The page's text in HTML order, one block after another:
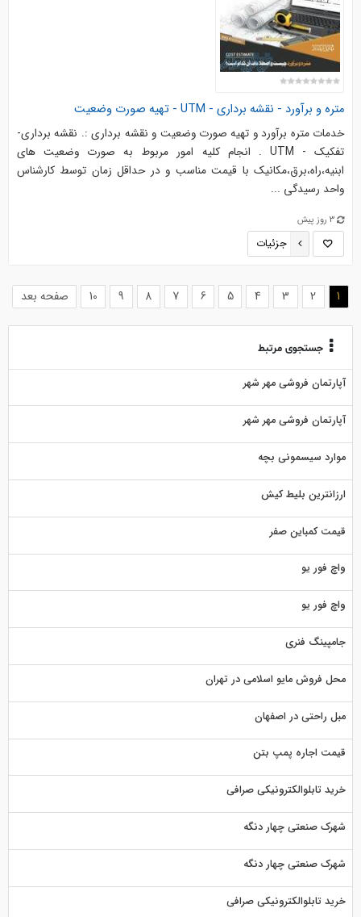
متره و برآورد - نقشه برداری - UTM - تهیه صورت وضعیت
خدمات متره برآورد و تهیه صورت وضعیت و نقشه برداری :. نقشه برداری-
تفکیک - UTM . انجام کلیه امور مربوط به صورت وضعیت های
ابنیه،راه،برق،مکانیک با قیمت مناسب و در حداقل زمان توسط کارشناس
واحد رسیدگی ...
3 روز پیش
جزئیات
1
(current)
2
3
4
5
6
7
8
9
10 صفحه بعد
جستجوی مرتبط
آپارتمان فروشی مهر شهر
آپارتمان فروشی مهر شهر
موارد سیسمونی بچه
ارزانترین بلیط کیش
قیمت کمباین صفر
واچ فور یو
واچ فور یو
جامپینگ فنری
محل فروش مایو اسلامی در تهران
مبل راحتی در اصفهان
قیمت اجاره پمپ بتن
خرید تابلوالکترونیکی صرافی
شهرک صنعتی چهار دنگه
شهرک صنعتی چهار دنگه
خرید تابلوالکترونیکی صرافی